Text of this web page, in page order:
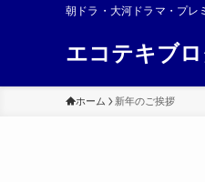
朝ドラ・大河ドラマ・プレ
エコテキブ
ホーム 新年のご挨拶